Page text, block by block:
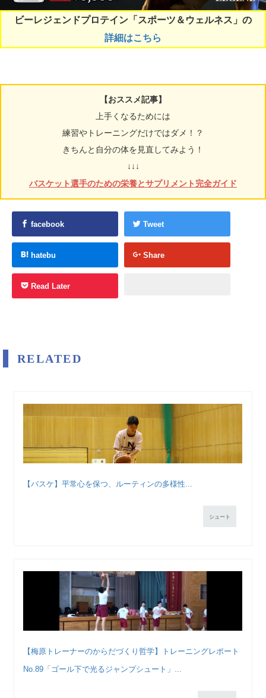
ビーレジェンドプロテイン「スポーツ＆ウェルネス」の
詳細はこちら
【おススメ記事】
上手くなるためには
練習やトレーニングだけではダメ！？
きちんと自分の体を見直してみよう！
↓↓↓
バスケット選手のための栄養とサプリメント完全ガイド
facebook Tweet
hatebu Share
Read Later
RELATED
【バスケ】平常心を保つ、ルーティンの多様性...
シュート
【梅原トレーナーのからだづくり哲学】トレーニングレポート
No.89「ゴール下で光るジャンプシュート」...